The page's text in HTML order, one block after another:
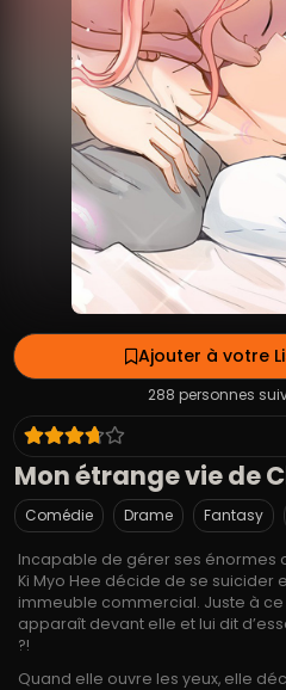
Ajouter à votre
288 personnes
Mon étrange vie de
Comédie Drame Fantasy
Incapable de gérer ses énormes
Ki Myo Hee décide de se suicider
immeuble commercial. Juste à
apparaît devant elle et lui dit
?!
Quand elle ouvre les yeux, elle